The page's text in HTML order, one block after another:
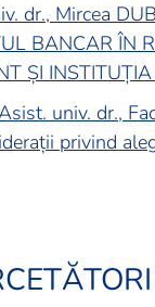
dr., Mircea
BANCAR ÎN
ȘI
univ. dr.,
privind